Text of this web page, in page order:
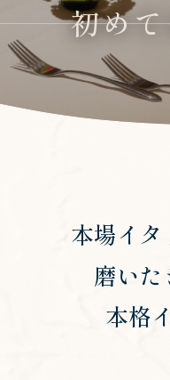
初め
本場イ
磨い
本格